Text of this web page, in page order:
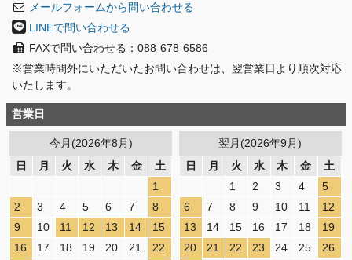
メールフォームから問い合わせる
LINEで問い合わせる
FAXで問い合わせる：088-678-6586
※営業時間外にいただいたお問い合わせは、翌営業日より順次対応
いたします。
営業日
今月(2026年8月)
日
月 火 水 木 金
土
1
2
3 4 5 6 7
8
9
10 11 12 13 14
15
16
17 18 19 20 21
22
翌月(2026年9月)
日
月 火 水 木 金
土
1
2 3 4
5
6
7 8 9 10 11
12
13
14 15 16 17 18
19
20
21 22 23 24 25
26